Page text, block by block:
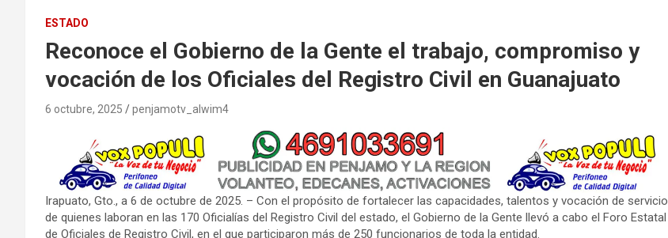
ESTADO
Reconoce el Gobierno de la Gente el trabajo, compromiso y
vocación de los Oficiales del Registro Civil en Guanajuato
6 octubre, 2025 penjamotv_alwim4
Irapuato, Gto., a 6 de octubre de 2025. – Con el propósito de fortalecer las capacidades, talentos y vocación de servicio
de quienes laboran en las 170 Oficialías del Registro Civil del estado, el Gobierno de la Gente llevó a cabo el Foro Estatal
de Oficiales de Registro Civil, en el que participaron más de 250 funcionarios de toda la entidad.